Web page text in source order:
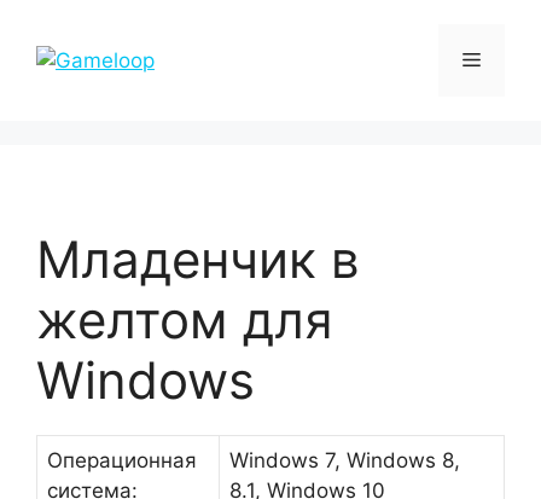
содержимому
Меню
Младенчик в
желтом для
Windows
Операционная
система:
Windows 7, Windows 8,
8.1, Windows 10